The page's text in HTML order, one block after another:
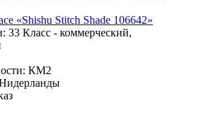
«Shishu Stitch Shade 106642»
33 Класс - коммерческий,
КМ2